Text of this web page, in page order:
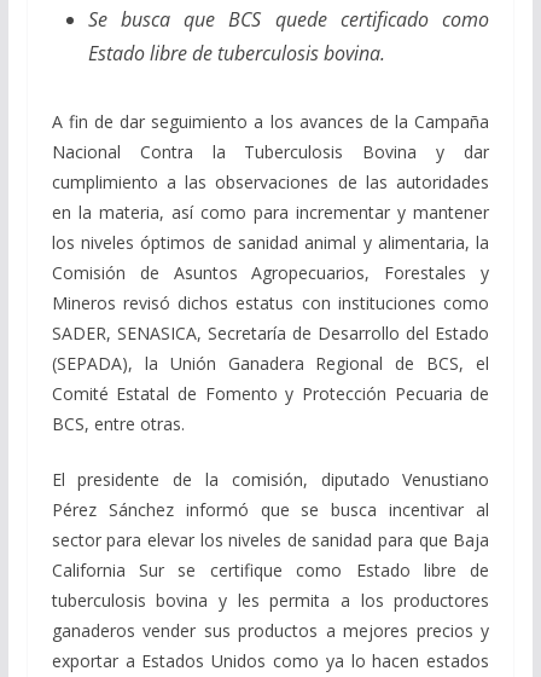
Se busca que BCS quede certificado como
Estado libre de tuberculosis bovina.
A fin de dar seguimiento a los avances de la Campaña
Nacional Contra la Tuberculosis Bovina y dar
cumplimiento a las observaciones de las autoridades
en la materia, así como para incrementar y mantener
los niveles óptimos de sanidad animal y alimentaria, la
Comisión de Asuntos Agropecuarios, Forestales y
Mineros revisó dichos estatus con instituciones como
SADER, SENASICA, Secretaría de Desarrollo del Estado
(SEPADA), la Unión Ganadera Regional de BCS, el
Comité Estatal de Fomento y Protección Pecuaria de
BCS, entre otras.
El presidente de la comisión, diputado Venustiano
Pérez Sánchez informó que se busca incentivar al
sector para elevar los niveles de sanidad para que Baja
California Sur se certifique como Estado libre de
tuberculosis bovina y les permita a los productores
ganaderos vender sus productos a mejores precios y
exportar a Estados Unidos como ya lo hacen estados